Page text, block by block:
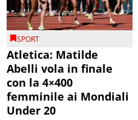
SPORT
Atletica: Matilde
Abelli vola in finale
con la 4×400
femminile ai Mondiali
Under 20